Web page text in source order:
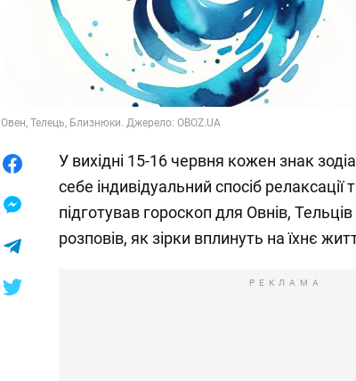
Овен, Телець, Близнюки. Джерело: OBOZ.UA
У вихідні 15-16 червня кожен знак
себе індивідуальний спосіб релаксації
підготував гороскоп для Овнів,
розповів, як зірки вплинуть на їхнє
РЕКЛАМА